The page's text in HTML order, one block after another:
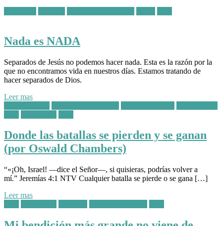
Nada es NADA
Separados de Jesús no podemos hacer nada. Esta es la razón por la
que no encontramos vida en nuestros días. Estamos tratando de
hacer separados de Dios.
Leer mas
Donde las batallas se pierden y se ganan
(por Oswald Chambers)
“«¡Oh, Israel! —dice el Señor—, si quisieras, podrías volver a
mí.” Jeremías‬ ‭4:1‬ ‭NTV‬‬ Cualquier batalla se pierde o se gana […]
Leer mas